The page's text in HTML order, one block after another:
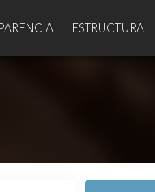
ESTRUCTURA